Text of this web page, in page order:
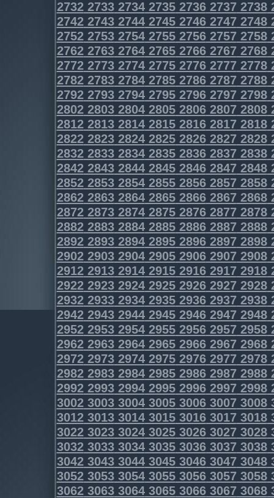
2732273327342735273627372738
2742274327442745274627472748
2752275327542755275627572758
2762276327642765276627672768
2772277327742775277627772778
2782278327842785278627872788
2792279327942795279627972798
2802280328042805280628072808
2812281328142815281628172818
2822282328242825282628272828
2832283328342835283628372838
2842284328442845284628472848
2852285328542855285628572858
2862286328642865286628672868
2872287328742875287628772878
2882288328842885288628872888
2892289328942895289628972898
2902290329042905290629072908
2912291329142915291629172918
2922292329242925292629272928
2932293329342935293629372938
2942294329442945294629472948
2952295329542955295629572958
2962296329642965296629672968
2972297329742975297629772978
2982298329842985298629872988
2992299329942995299629972998
3002300330043005300630073008
3012301330143015301630173018
3022302330243025302630273028
3032303330343035303630373038
3042304330443045304630473048
3052305330543055305630573058
3062306330643065306630673068